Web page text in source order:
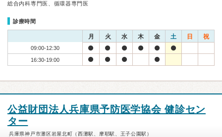
総合内科専門医、循環器専門医
診療時間
月 火 水 木 金 土 日 祝
09:00-12:30
16:30-19:00
公益財団法人兵庫県予防医学協会 健診セン
ター
兵庫県神戸市灘区岩屋北町（西灘駅、摩耶駅、王子公園駅）